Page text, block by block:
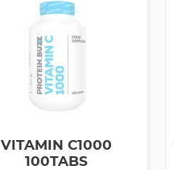
VITAMIN C1000
100TABS